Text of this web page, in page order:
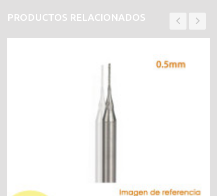
PRODUCTOS RELACIONADOS